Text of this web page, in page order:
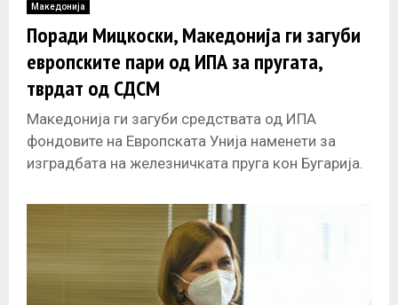
E
N
U
Македонија
Поради Мицкоски, Македонија ги загуби
европските пари од ИПА за пругата,
тврдат од СДСМ
Македонија ги загуби средствата од ИПА
фондовите на Европската Унија наменети за
изградбата на железничката пруга кон Бугарија.